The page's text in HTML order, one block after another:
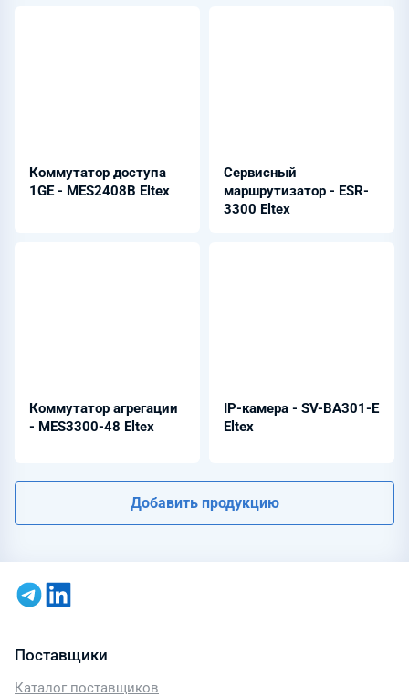
Коммутатор доступа
1GE - MES2408B Eltex
Сервисный
маршрутизатор - ESR-
3300 Eltex
Коммутатор агрегации
- MES3300-48 Eltex
IP-камера - SV-BA301-E
Eltex
Добавить продукцию
Поставщики
Каталог поставщиков